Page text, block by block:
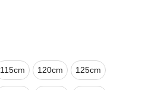
115cm 120cm 125cm